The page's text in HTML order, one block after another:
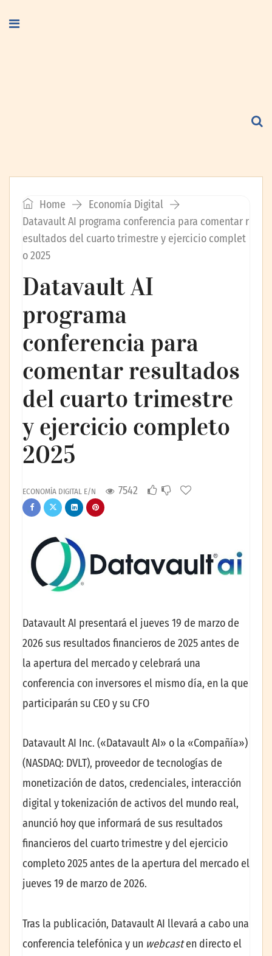
Home
Economía Digital
Datavault AI programa conferencia para comentar r
esultados del cuarto trimestre y ejercicio complet
o 2025
Datavault AI
programa
conferencia para
comentar resultados
del cuarto trimestre
y ejercicio completo
2025
ECONOMÍA DIGITAL E/N 7542
Datavault AI presentará el jueves 19 de marzo de
2026 sus resultados financieros de 2025 antes de
la apertura del mercado y celebrará una
conferencia con inversores el mismo día, en la que
participarán su CEO y su CFO
Datavault AI Inc. («Datavault AI» o la «Compañía»)
(NASDAQ: DVLT), proveedor de tecnologías de
monetización de datos, credenciales, interacción
digital y tokenización de activos del mundo real,
anunció hoy que informará de sus resultados
financieros del cuarto trimestre y del ejercicio
completo 2025 antes de la apertura del mercado el
jueves 19 de marzo de 2026.
Tras la publicación, Datavault AI llevará a cabo una
conferencia telefónica y un webcasten directo el